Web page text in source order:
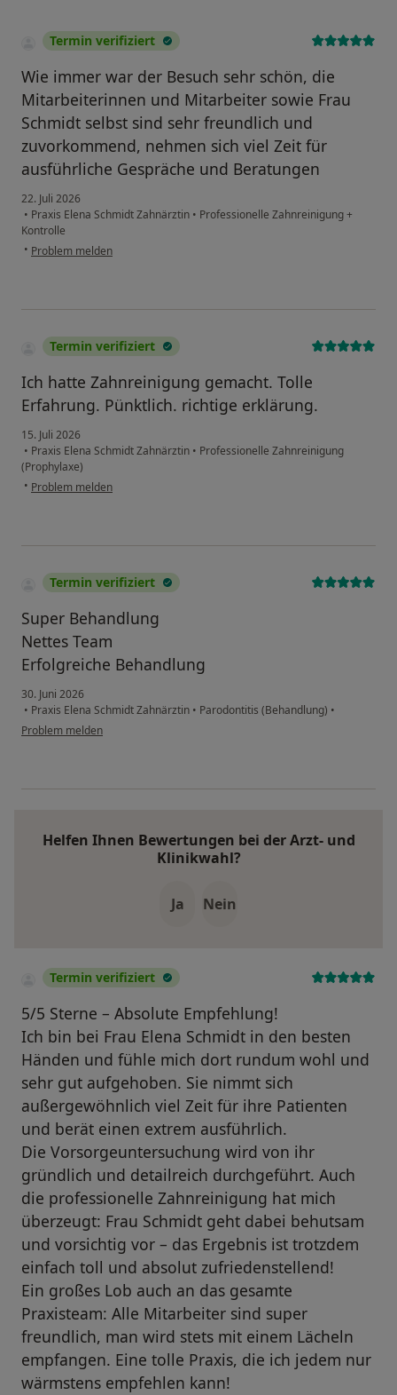
Termin verifiziert
Wie immer war der Besuch sehr schön, die
Mitarbeiterinnen und Mitarbeiter sowie Frau
Schmidt selbst sind sehr freundlich und
zuvorkommend, nehmen sich viel Zeit für
ausführliche Gespräche und Beratungen
22. Juli 2026
• Praxis Elena Schmidt Zahnärztin • Professionelle Zahnreinigung +
Kontrolle
• Problem melden
Termin verifiziert
Ich hatte Zahnreinigung gemacht. Tolle
Erfahrung. Pünktlich. richtige erklärung.
15. Juli 2026
• Praxis Elena Schmidt Zahnärztin • Professionelle Zahnreinigung
(Prophylaxe)
• Problem melden
Termin verifiziert
Super Behandlung
Nettes Team
Erfolgreiche Behandlung
30. Juni 2026
• Praxis Elena Schmidt Zahnärztin • Parodontitis (Behandlung) •
Problem melden
Helfen Ihnen Bewertungen bei der Arzt- und
Klinikwahl?
Ja Nein
Termin verifiziert
​5/5 Sterne – Absolute Empfehlung!
​Ich bin bei Frau Elena Schmidt in den besten
Händen und fühle mich dort rundum wohl und
sehr gut aufgehoben. Sie nimmt sich
außergewöhnlich viel Zeit für ihre Patienten
und berät einen extrem ausführlich.
​Die Vorsorgeuntersuchung wird von ihr
gründlich und detailreich durchgeführt. Auch
die professionelle Zahnreinigung hat mich
überzeugt: Frau Schmidt geht dabei behutsam
und vorsichtig vor – das Ergebnis ist trotzdem
einfach toll und absolut zufriedenstellend!
​Ein großes Lob auch an das gesamte
Praxisteam: Alle Mitarbeiter sind super
freundlich, man wird stets mit einem Lächeln
empfangen. Eine tolle Praxis, die ich jedem nur
wärmstens empfehlen kann!